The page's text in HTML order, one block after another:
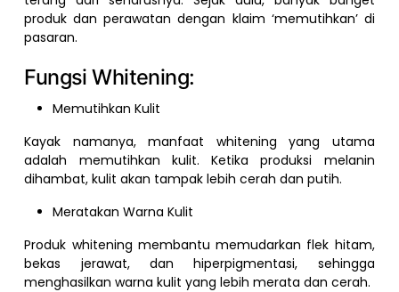
produk dan perawatan dengan klaim ‘memutihkan’ di
pasaran.
Fungsi Whitening:
Memutihkan Kulit
Kayak namanya, manfaat whitening yang utama
adalah memutihkan kulit. Ketika produksi melanin
dihambat, kulit akan tampak lebih cerah dan putih.
Meratakan Warna Kulit
Produk whitening membantu memudarkan flek hitam,
bekas jerawat, dan hiperpigmentasi, sehingga
menghasilkan warna kulit yang lebih merata dan cerah.